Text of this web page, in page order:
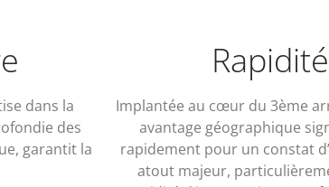
dans la
des
garantit la
Implantée au cœur du 3ème
avantage géographique
rapidement pour un constat
atout majeur,